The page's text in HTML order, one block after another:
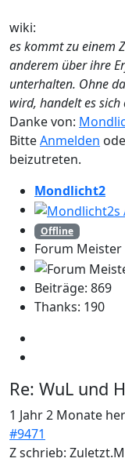
wiki:
es kommt zu einem
anderem über ihre
unterhalten. Ohne
wird, handelt es
Danke von:
BitteAnmelden
beizutreten.
Mondlicht2
Offline
Forum Meister
Beiträge: 869
Thanks: 190
Re: WuL und
1 Jahr 2 Monate her
#9471
Z schrieb: